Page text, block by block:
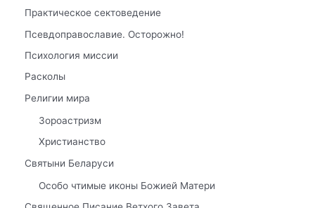
Практическое сектоведение
Псевдоправославие. Осторожно!
Психология миссии
Расколы
Религии мира
Зороастризм
Христианство
Святыни Беларуси
Особо чтимые иконы Божией Матери